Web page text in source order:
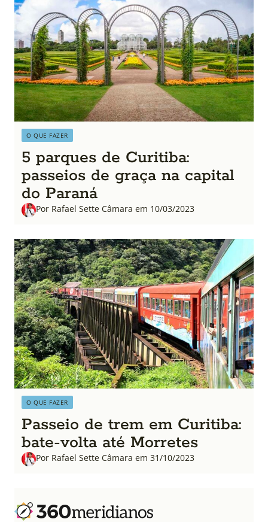
O QUE FAZER
5 parques de Curitiba:
passeios de graça na capital
do Paraná
Por Rafael Sette Câmara em 10/03/2023
O QUE FAZER
Passeio de trem em Curitiba:
bate-volta até Morretes
Por Rafael Sette Câmara em 31/10/2023